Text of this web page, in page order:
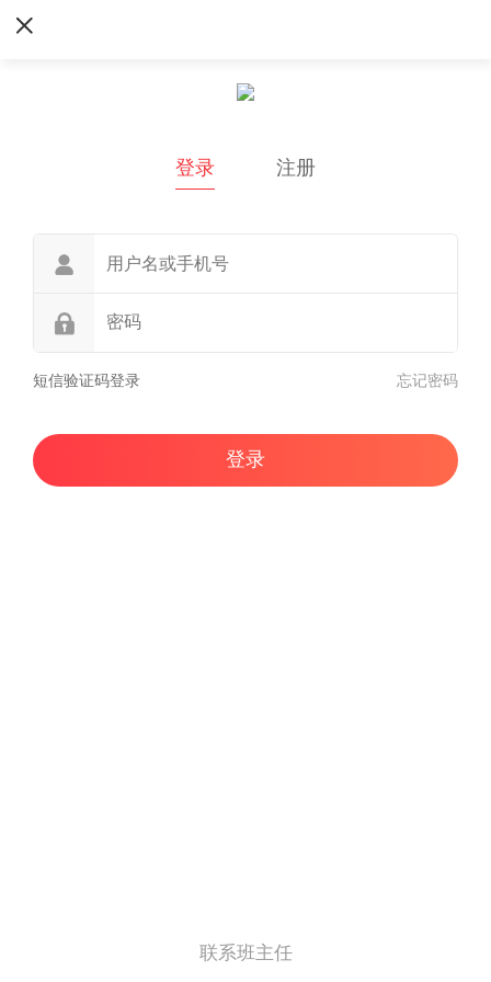
登录 注册
短信验证码登录 忘记密码
登录
联系班主任